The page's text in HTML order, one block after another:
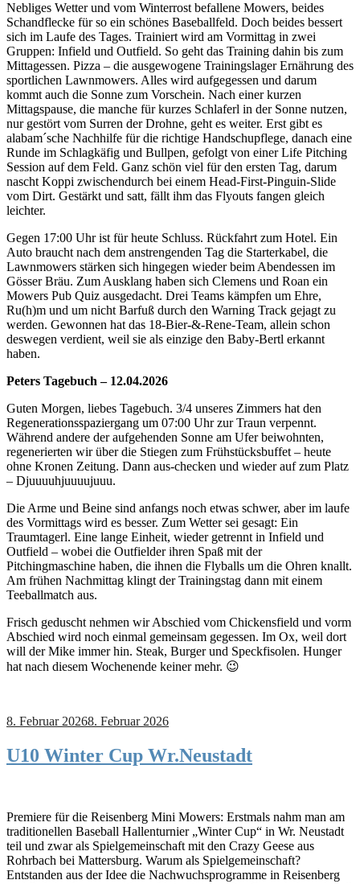
Nebliges Wetter und vom Winterrost befallene Mowers, beides
Schandflecke für so ein schönes Baseballfeld. Doch beides bessert
sich im Laufe des Tages. Trainiert wird am Vormittag in zwei
Gruppen: Infield und Outfield. So geht das Training dahin bis zum
Mittagessen. Pizza – die ausgewogene Trainingslager Ernährung des
sportlichen Lawnmowers. Alles wird aufgegessen und darum
kommt auch die Sonne zum Vorschein. Nach einer kurzen
Mittagspause, die manche für kurzes Schlaferl in der Sonne nutzen,
nur gestört vom Surren der Drohne, geht es weiter. Erst gibt es
alabam´sche Nachhilfe für die richtige Handschupflege, danach eine
Runde im Schlagkäfig und Bullpen, gefolgt von einer Life Pitching
Session auf dem Feld. Ganz schön viel für den ersten Tag, darum
nascht Koppi zwischendurch bei einem Head-First-Pinguin-Slide
vom Dirt. Gestärkt und satt, fällt ihm das Flyouts fangen gleich
leichter.
Gegen 17:00 Uhr ist für heute Schluss. Rückfahrt zum Hotel. Ein
Auto braucht nach dem anstrengenden Tag die Starterkabel, die
Lawnmowers stärken sich hingegen wieder beim Abendessen im
Gösser Bräu. Zum Ausklang haben sich Clemens und Roan ein
Mowers Pub Quiz ausgedacht. Drei Teams kämpfen um Ehre,
Ru(h)m und um nicht Barfuß durch den Warning Track gejagt zu
werden. Gewonnen hat das 18-Bier-&-Rene-Team, allein schon
deswegen verdient, weil sie als einzige den Baby-Bertl erkannt
haben.
Peters Tagebuch – 12.04.2026
Guten Morgen, liebes Tagebuch. 3/4 unseres Zimmers hat den
Regenerationsspaziergang um 07:00 Uhr zur Traun verpennt.
Während andere der aufgehenden Sonne am Ufer beiwohnten,
regenerierten wir über die Stiegen zum Frühstücksbuffet – heute
ohne Kronen Zeitung. Dann aus-checken und wieder auf zum Platz
– Djuuuuhjuuuujuuu.
Die Arme und Beine sind anfangs noch etwas schwer, aber im laufe
des Vormittags wird es besser. Zum Wetter sei gesagt: Ein
Traumtagerl. Eine lange Einheit, wieder getrennt in Infield und
Outfield – wobei die Outfielder ihren Spaß mit der
Pitchingmaschine haben, die ihnen die Flyballs um die Ohren knallt.
Am frühen Nachmittag klingt der Trainingstag dann mit einem
Teeballmatch aus.
Frisch geduscht nehmen wir Abschied vom Chickensfield und vorm
Abschied wird noch einmal gemeinsam gegessen. Im Ox, weil dort
will der Mike immer hin. Steak, Burger und Speckfisolen. Hunger
hat nach diesem Wochenende keiner mehr. 😉
8. Februar 20268. Februar 2026
U10 Winter Cup Wr.Neustadt
Premiere für die Reisenberg Mini Mowers: Erstmals nahm man am
traditionellen Baseball Hallenturnier „Winter Cup“ in Wr. Neustadt
teil und zwar als Spielgemeinschaft mit den Crazy Geese aus
Rohrbach bei Mattersburg. Warum als Spielgemeinschaft?
Entstanden aus der Idee die Nachwuchsprogramme in Reisenberg